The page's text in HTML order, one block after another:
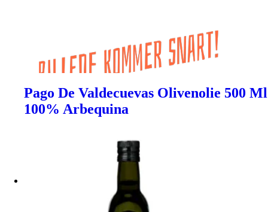
Pago De Valdecuevas Olivenolie 500 Ml
100% Arbequina